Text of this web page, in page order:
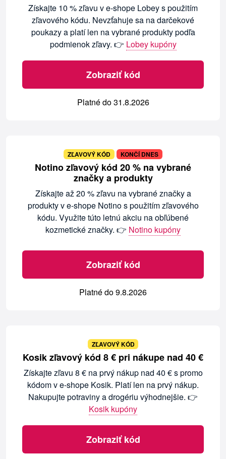
Získajte 10 % zľavu v e-shope Lobey s použitím
zľavového kódu. Nevzťahuje sa na darčekové
poukazy a platí len na vybrané produkty podľa
podmienok zľavy. 👉 Lobey kupóny
Zobraziť kód
Platné do 31.8.2026
ZĽAVOVÝ KÓD KONČÍ DNES
Notino zľavový kód 20 % na vybrané
značky a produkty
Získajte až 20 % zľavu na vybrané značky a
produkty v e-shope Notino s použitím zľavového
kódu. Využite túto letnú akciu na obľúbené
kozmetické značky. 👉 Notino kupóny
Zobraziť kód
Platné do 9.8.2026
ZĽAVOVÝ KÓD
Kosik zľavový kód 8 € pri nákupe nad 40 €
Získajte zľavu 8 € na prvý nákup nad 40 € s promo
kódom v e-shope Kosik. Platí len na prvý nákup.
Nakupujte potraviny a drogériu výhodnejšie. 👉
Kosik kupóny
Zobraziť kód